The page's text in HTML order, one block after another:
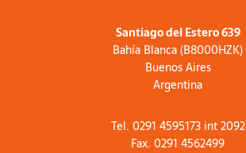
Santiago del Estero 639
Bahía Blanca (B8000HZK)
Buenos Aires
Argentina
Tel. 0291 4595173 int 2092
Fax. 0291 4562499